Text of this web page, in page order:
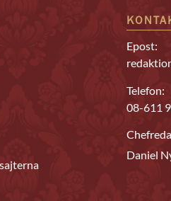
Epost:
Telefon:
08-611
Daniel